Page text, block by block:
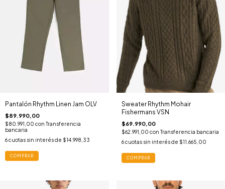
Pantalón Rhythm Linen Jam OLV
$89.990,00
$80.991,00 con Transferencia
bancaria
6cuotas sin interés de $14.998,33
COMPRAR
Sweater Rhythm Mohair
Fishermans VSN
$69.990,00
$62.991,00 con Transferencia bancaria
6 cuotas sin interés de $11.665,00
COMPRAR